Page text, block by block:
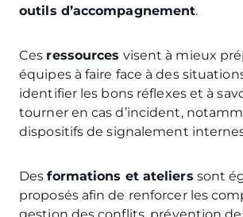
outils d’accompagnement.
Ces ressources visent à mieux
équipes à faire face à des
identifier les bons réflexes et à
tourner en cas d’incident,
dispositifs de signalement
Desformations et ateliers sont
proposés afin de renforcer les